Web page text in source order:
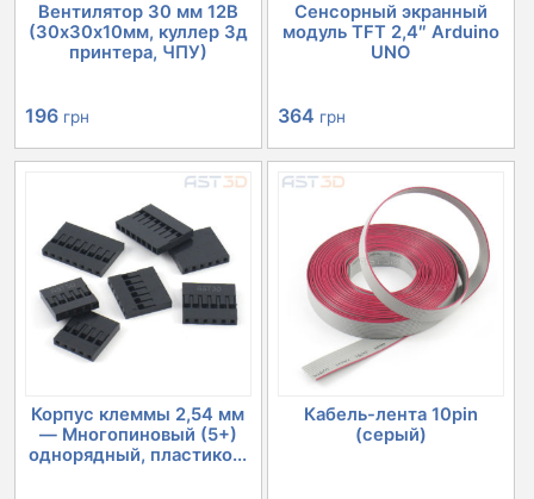
Вентилятор 30 мм 12В
(30х30х10мм, куллер 3д
принтера, ЧПУ)
196 грн
Сенсорный экранный
модуль TFT 2,4″ Arduino
UNO
364 грн
Корпус клеммы 2,54 мм
— Многопиновый (5+)
однорядный, пластико...
Кабель-лента 10pin
(серый)